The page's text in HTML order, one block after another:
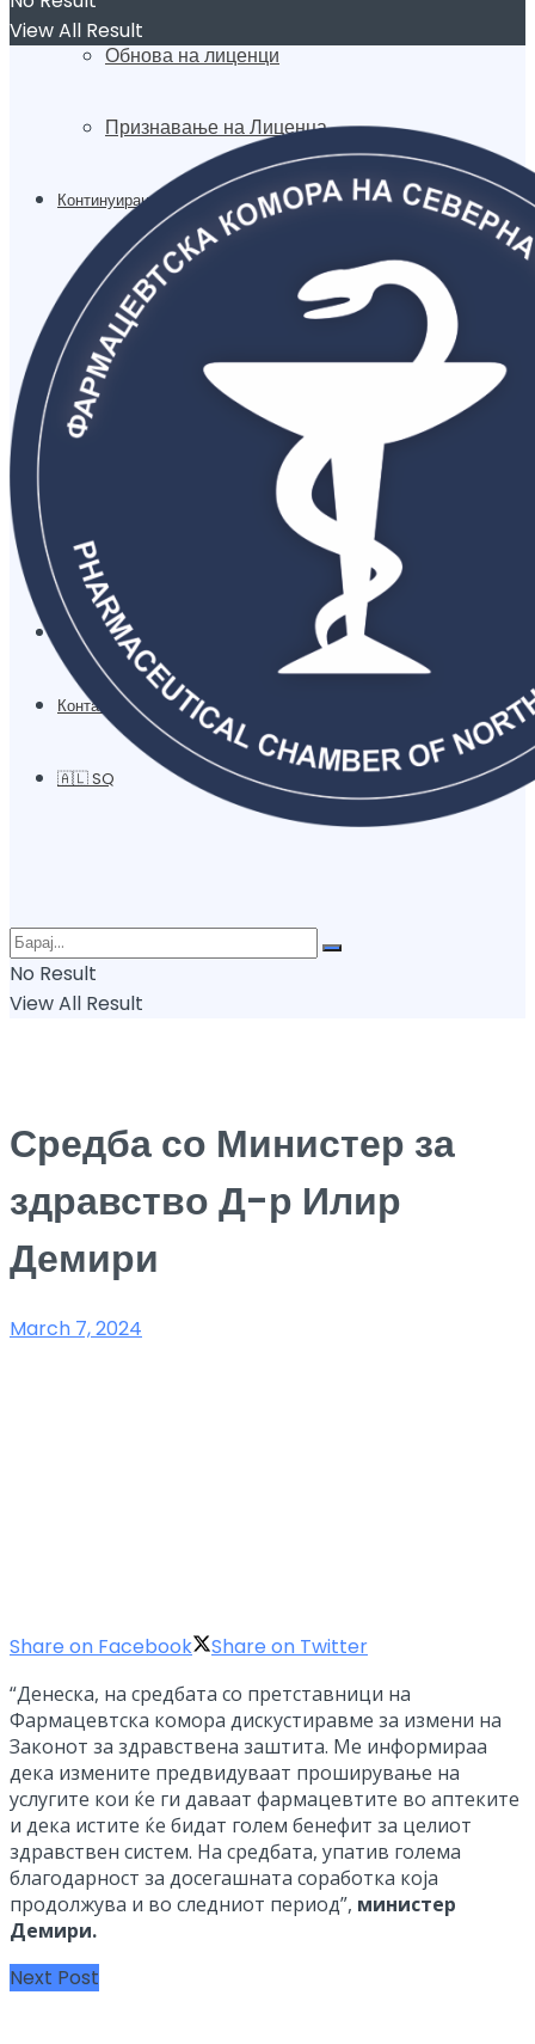
Обнова на лиценци
Признавање на Лиценца
Континуирана едукација
Акредитација
Акредитирани облици на стручно
Публикации
Контакт
🇦🇱 SQ
View All Result
No Result
View All Result
Средба со Министер за
здравство Д-р Илир
Демири
March 7, 2024
Share on Facebook Share on Twitter
“Денеска, на средбата со претставници на
Фармацевтска комора дискустиравме за измени на
Законот за здравствена заштита. Ме информираа
дека измените предвидуваат проширување на
услугите кои ќе ги даваат фармацевтите во аптеките
и дека истите ќе бидат голем бенефит за целиот
здравствен систем. На средбата, упатив голема
благодарност за досегашната соработка која
продолжува и во следниот период”, министер
Демири.
Next Post